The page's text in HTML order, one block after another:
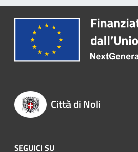
Città di Noli
SEGUICI SU